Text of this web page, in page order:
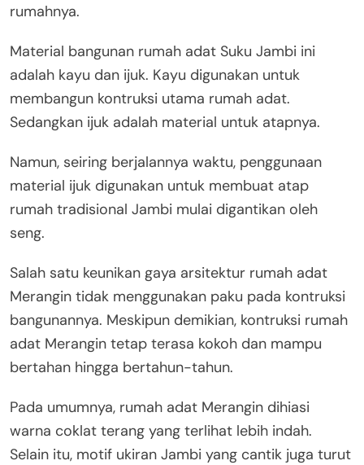
rumahnya.
Material bangunan rumah adat Suku Jambi ini
adalah kayu dan ijuk. Kayu digunakan untuk
membangun kontruksi utama rumah adat.
Sedangkan ijuk adalah material untuk atapnya.
Namun, seiring berjalannya waktu, penggunaan
material ijuk digunakan untuk membuat atap
rumah tradisional Jambi mulai digantikan oleh
seng.
Salah satu keunikan gaya arsitektur rumah adat
Merangin tidak menggunakan paku pada kontruksi
bangunannya. Meskipun demikian, kontruksi rumah
adat Merangin tetap terasa kokoh dan mampu
bertahan hingga bertahun-tahun.
Pada umumnya, rumah adat Merangin dihiasi
warna coklat terang yang terlihat lebih indah.
Selain itu, motif ukiran Jambi yang cantik juga turut